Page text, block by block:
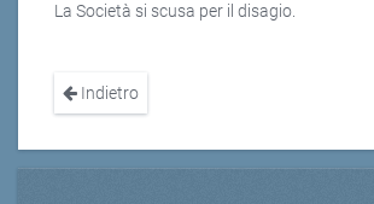
La Società si scusa per il disagio.
Indietro